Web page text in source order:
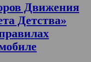
Движения
Детства»